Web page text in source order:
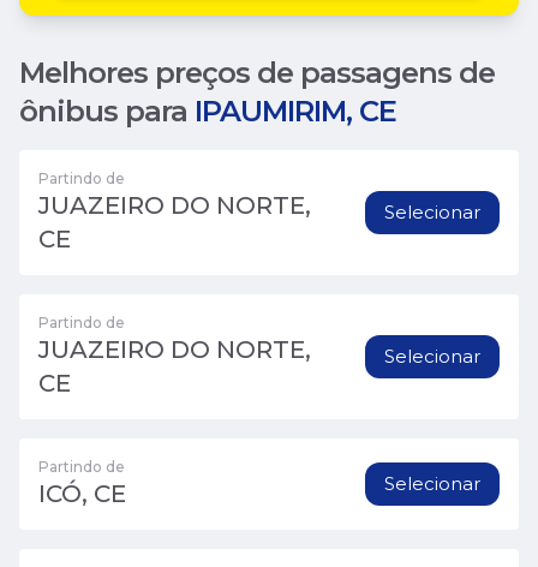
Melhores preços de passagens de
ônibus para IPAUMIRIM, CE
Partindo de
JUAZEIRO DO NORTE,
CE
Selecionar
Partindo de
JUAZEIRO DO NORTE,
CE
Selecionar
Partindo de
ICÓ, CE Selecionar